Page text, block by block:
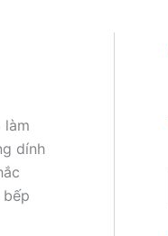
làm
dính